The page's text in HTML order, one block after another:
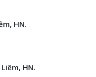
HN.
HN.